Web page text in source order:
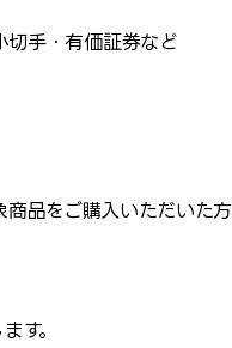
切手・有価証券など
をご購入いただいた方
す。